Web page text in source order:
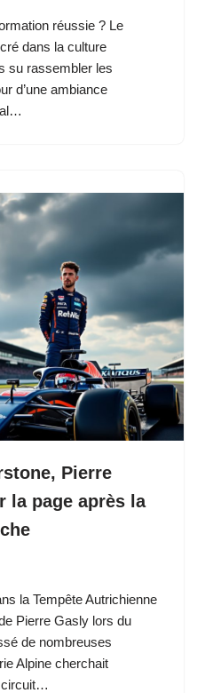
réussie ? Le
dans la culture
su rassembler les
d’une ambiance
Pierre
la page après la
la Tempête Autrichienne
Pierre Gasly lors du
de nombreuses
Alpine cherchait
circuit…